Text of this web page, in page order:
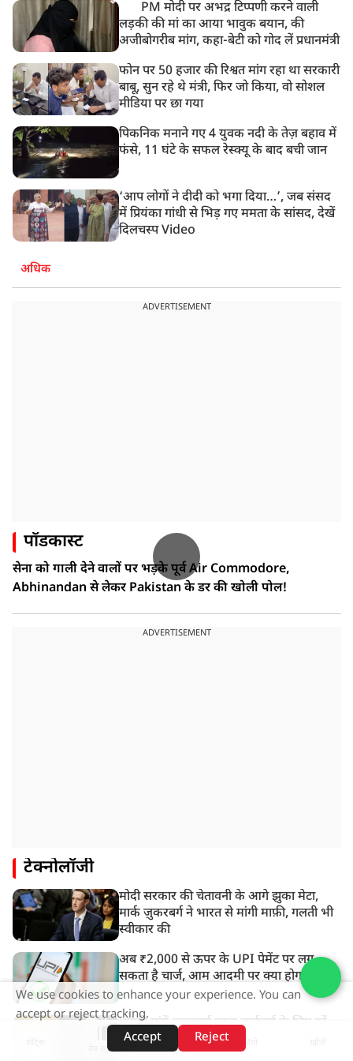
PM मोदी पर अभद्र टिप्पणी करने वाली
लड़की की मां का आया भावुक बयान, की
अजीबोगरीब मांग, कहा-बेटी को गोद लें प्रधानमंत्री
फोन पर 50 हजार की रिश्वत मांग रहा था सरकारी
बाबू, सुन रहे थे मंत्री, फिर जो किया, वो सोशल
मीडिया पर छा गया
पिकनिक मनाने गए 4 युवक नदी के तेज़ बहाव में
फंसे, 11 घंटे के सफल रेस्क्यू के बाद बची जान
‘आप लोगों ने दीदी को भगा दिया…’, जब संसद
में प्रियंका गांधी से भिड़ गए ममता के सांसद, देखें
दिलचस्प Video
अधिक
ADVERTISEMENT
पॉडकास्ट
सेना को गाली देने वालों पर भड़के पूर्व Air Commodore,
Abhinandan से लेकर Pakistan के डर की खोली पोल!
ADVERTISEMENT
टेक्नोलॉजी
मोदी सरकार की चेतावनी के आगे झुका मेटा,
मार्क ज़ुकरबर्ग ने भारत से मांगी माफ़ी, गलती भी
स्वीकार की
अब ₹2,000 से ऊपर के UPI पेमेंट पर लग
सकता है चार्ज, आम आदमी पर क्या होगा असर?
‘मांफी मांगें जुकरबर्ग वरना कार्रवाई के लिए रहें
तैयार’, PM मोदी की पोस्ट हटाने पर संसदीय
समिति ने Meta को लगाई फटकार
वेब स्टोरीज़
We use cookies to enhance your experience. You can
accept or reject tracking.
Accept
Reject